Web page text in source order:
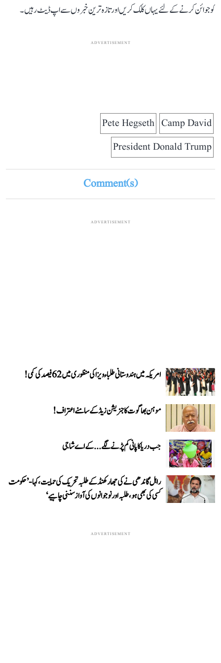
کو جوائن کرنے کے لئے یہاں کلک کریں اور تازہ ترین خبروں سے اپ ڈیٹ رہیں۔
ADVERTISEMENT
Camp David
Pete Hegseth
President Donald Trump
Comment(s)
ADVERTISEMENT
امریکہ میں ہندوستانی طلباء ویزا کی منظوری میں 62 فیصد کی کمی!
موہن بھاگوت کا جنریشن زیڈ کے سامنے اعتراف!
جب دریا کا پانی کم پڑنے لگے...کے اے شاجی
راہل گاندھی نے کی جھارکھنڈ کے طلبہ تحریک کی حمایت، کہا- ’حکومت
کسی کی بھی ہو، طلبہ اور نوجوانوں کی آواز سننی چاہیے‘
ADVERTISEMENT